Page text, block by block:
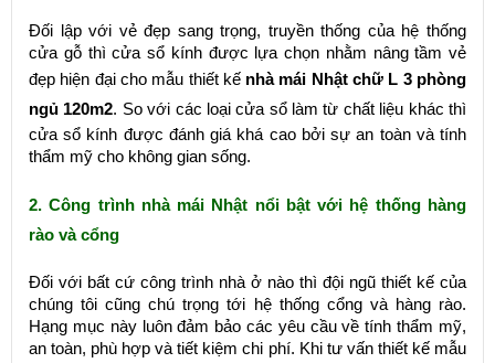
Đối lập với vẻ đẹp sang trọng, truyền thống của hệ thống
cửa gỗ thì cửa sổ kính được lựa chọn nhằm nâng tầm vẻ
đẹp hiện đại cho mẫu thiết kế nhà mái Nhật chữ L 3 phòng
ngủ 120m2. So với các loại cửa sổ làm từ chất liệu khác thì
cửa sổ kính được đánh giá khá cao bởi sự an toàn và tính
thẩm mỹ cho không gian sống.
2. Công trình nhà mái Nhật nổi bật với hệ thống hàng
rào và cổng
Đối với bất cứ công trình nhà ở nào thì đội ngũ thiết kế của
chúng tôi cũng chú trọng tới hệ thống cổng và hàng rào.
Hạng mục này luôn đảm bảo các yêu cầu về tính thẩm mỹ,
an toàn, phù hợp và tiết kiệm chi phí. Khi tư vấn thiết kế mẫu